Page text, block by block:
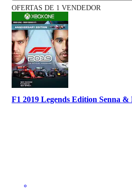
OFERTAS DE 1 VENDEDOR
F1 2019 Legends Edition Senna